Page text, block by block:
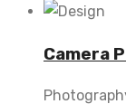
Camera